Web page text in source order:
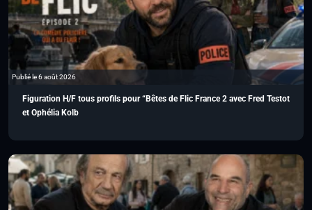
Publié le 6 août 2026
Figuration H/F tous profils pour “Bêtes de Flic France 2 avec Fred Testot
et Ophélia Kolb